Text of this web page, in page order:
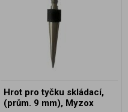
Hrot pro tyčku skládací,
(prům. 9 mm), Myzox